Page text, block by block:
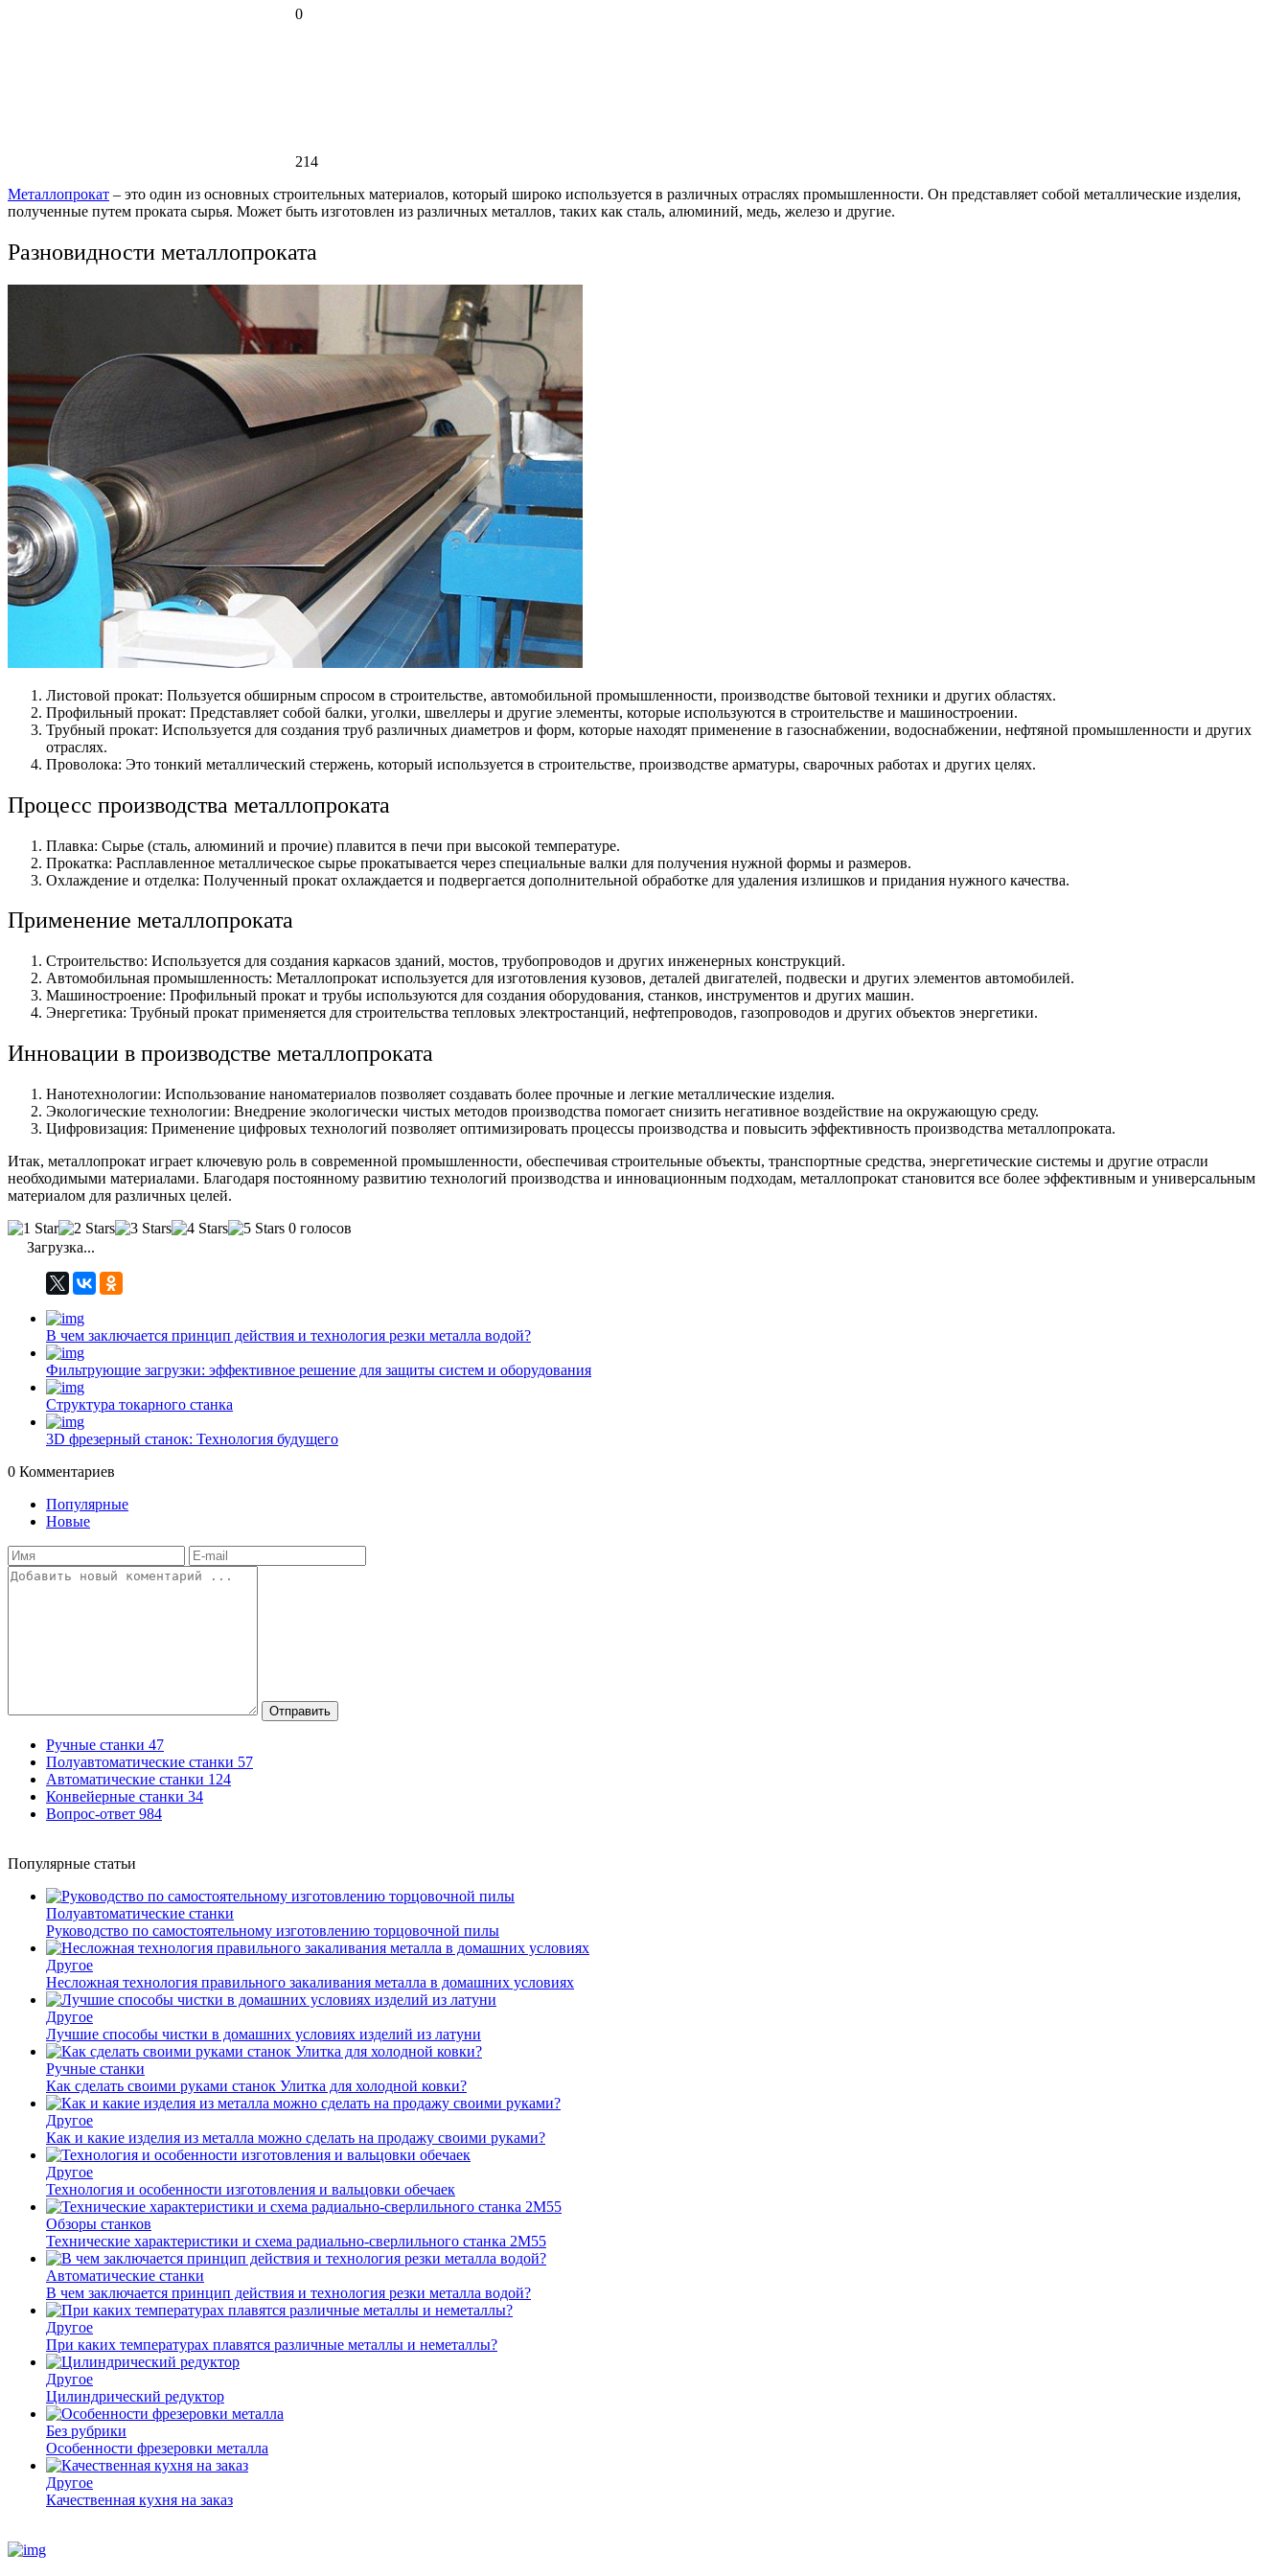
0
214
Металлопрокат – это один из основных строительных материалов, который широко используется в различных отраслях промышленности. Он представляет собой металлические изделия,
полученные путем проката сырья. Может быть изготовлен из различных металлов, таких как сталь, алюминий, медь, железо и другие.
Разновидности металлопроката
Листовой прокат: Пользуется обширным спросом в строительстве, автомобильной промышленности, производстве бытовой техники и других областях.
Профильный прокат: Представляет собой балки, уголки, швеллеры и другие элементы, которые используются в строительстве и машиностроении.
Трубный прокат: Используется для создания труб различных диаметров и форм, которые находят применение в газоснабжении, водоснабжении, нефтяной промышленности и других
отраслях.
Проволока: Это тонкий металлический стержень, который используется в строительстве, производстве арматуры, сварочных работах и других целях.
Процесс производства металлопроката
Плавка: Сырье (сталь, алюминий и прочие) плавится в печи при высокой температуре.
Прокатка: Расплавленное металлическое сырье прокатывается через специальные валки для получения нужной формы и размеров.
Охлаждение и отделка: Полученный прокат охлаждается и подвергается дополнительной обработке для удаления излишков и придания нужного качества.
Применение металлопроката
Строительство: Используется для создания каркасов зданий, мостов, трубопроводов и других инженерных конструкций.
Автомобильная промышленность: Металлопрокат используется для изготовления кузовов, деталей двигателей, подвески и других элементов автомобилей.
Машиностроение: Профильный прокат и трубы используются для создания оборудования, станков, инструментов и других машин.
Энергетика: Трубный прокат применяется для строительства тепловых электростанций, нефтепроводов, газопроводов и других объектов энергетики.
Инновации в производстве металлопроката
Нанотехнологии: Использование наноматериалов позволяет создавать более прочные и легкие металлические изделия.
Экологические технологии: Внедрение экологически чистых методов производства помогает снизить негативное воздействие на окружающую среду.
Цифровизация: Применение цифровых технологий позволяет оптимизировать процессы производства и повысить эффективность производства металлопроката.
Итак, металлопрокат играет ключевую роль в современной промышленности, обеспечивая строительные объекты, транспортные средства, энергетические системы и другие отрасли
необходимыми материалами. Благодаря постоянному развитию технологий производства и инновационным подходам, металлопрокат становится все более эффективным и универсальным
материалом для различных целей.
0 голосов
Загрузка...
В чем заключается принцип действия и технология резки металла водой?
Фильтрующие загрузки: эффективное решение для защиты систем и оборудования
Структура токарного станка
3D фрезерный станок: Технология будущего
0 Комментариев
Популярные
Новые
Отправить
Ручные станки 47
Полуавтоматические станки 57
Автоматические станки 124
Конвейерные станки 34
Вопрос-ответ 984
Популярные статьи
Полуавтоматические станки
Руководство по самостоятельному изготовлению торцовочной пилы
Другое
Несложная технология правильного закаливания металла в домашних условиях
Другое
Лучшие способы чистки в домашних условиях изделий из латуни
Ручные станки
Как сделать своими руками станок Улитка для холодной ковки?
Другое
Как и какие изделия из металла можно сделать на продажу своими руками?
Другое
Технология и особенности изготовления и вальцовки обечаек
Обзоры станков
Технические характеристики и схема радиально-сверлильного станка 2М55
Автоматические станки
В чем заключается принцип действия и технология резки металла водой?
Другое
При каких температурах плавятся различные металлы и неметаллы?
Другое
Цилиндрический редуктор
Без рубрики
Особенности фрезеровки металла
Другое
Качественная кухня на заказ